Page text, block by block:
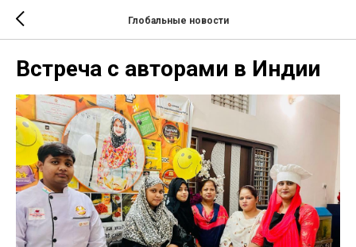
Глобальные новости
Встреча с авторами в Индии